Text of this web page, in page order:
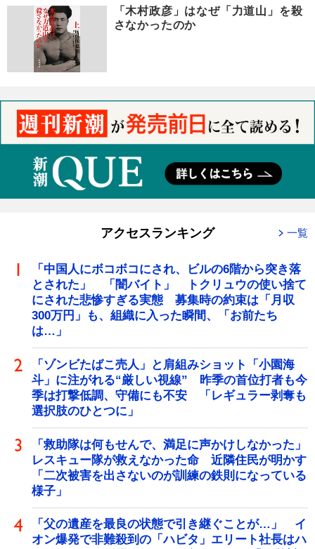
「木村政彦」はなぜ「力道山」を殺
さなかったのか
アクセスランキング 一覧
「中国人にボコボコにされ、ビルの6階から突き落
とされた」 「闇バイト」 トクリュウの使い捨て
にされた悲惨すぎる実態 募集時の約束は「月収
300万円」も、組織に入った瞬間、「お前たち
は…」
「ゾンビたばこ売人」と肩組みショット「小園海
斗」に注がれる“厳しい視線” 昨季の首位打者も今
季は打撃低調、守備にも不安 「レギュラー剥奪も
選択肢のひとつに」
「救助隊は何もせんで、満足に声かけしなかった」
レスキュー隊が救えなかった命 近隣住民が明かす
「二次被害を出さないのが訓練の鉄則になっている
様子」
「父の遺産を最良の状態で引き継ぐことが…」 イ
オン爆発で非難殺到の「ハビタ」エリート社長はハ